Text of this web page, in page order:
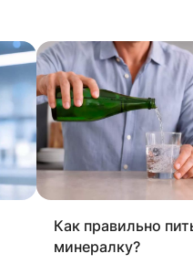
Как правильно
минералку?